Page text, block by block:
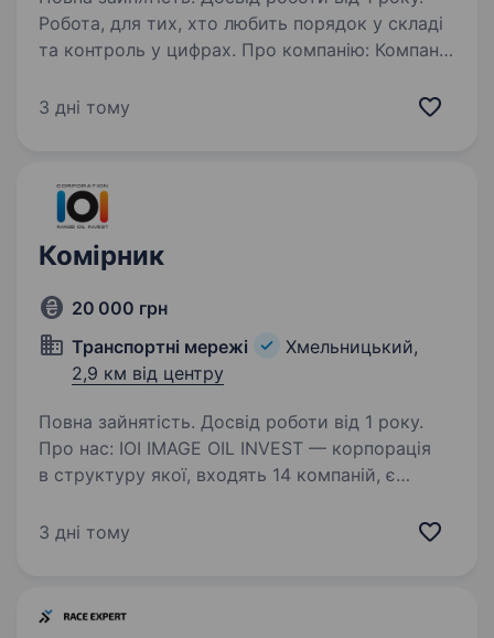
Робота, для тих, хто любить порядок у складі
та контроль у цифрах. Про компанію: Компанія
автозапчапстин. Зараз розширюємо штат і
3 дні тому
Комірник
20 000 грн
Транспортні мережі
Хмельницький,
2,9 км від центру
Повна зайнятість. Досвід роботи від 1 року.
Про нас: IOI IMAGE OIL INVEST — корпорація
в структуру якої, входять 14 компаній, є
мастильних матеріалів, технічних рідин і
3 дні тому